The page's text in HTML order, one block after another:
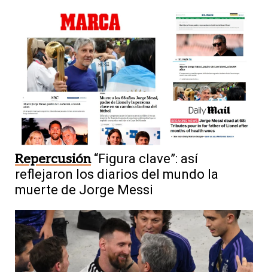
Repercusión “Figura clave”: así
reflejaron los diarios del mundo la
muerte de Jorge Messi